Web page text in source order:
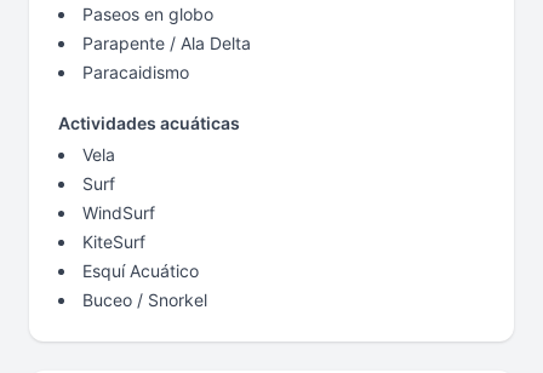
Paseos en globo
Parapente / Ala Delta
Paracaidismo
Actividades acuáticas
Vela
Surf
WindSurf
KiteSurf
Esquí Acuático
Buceo / Snorkel